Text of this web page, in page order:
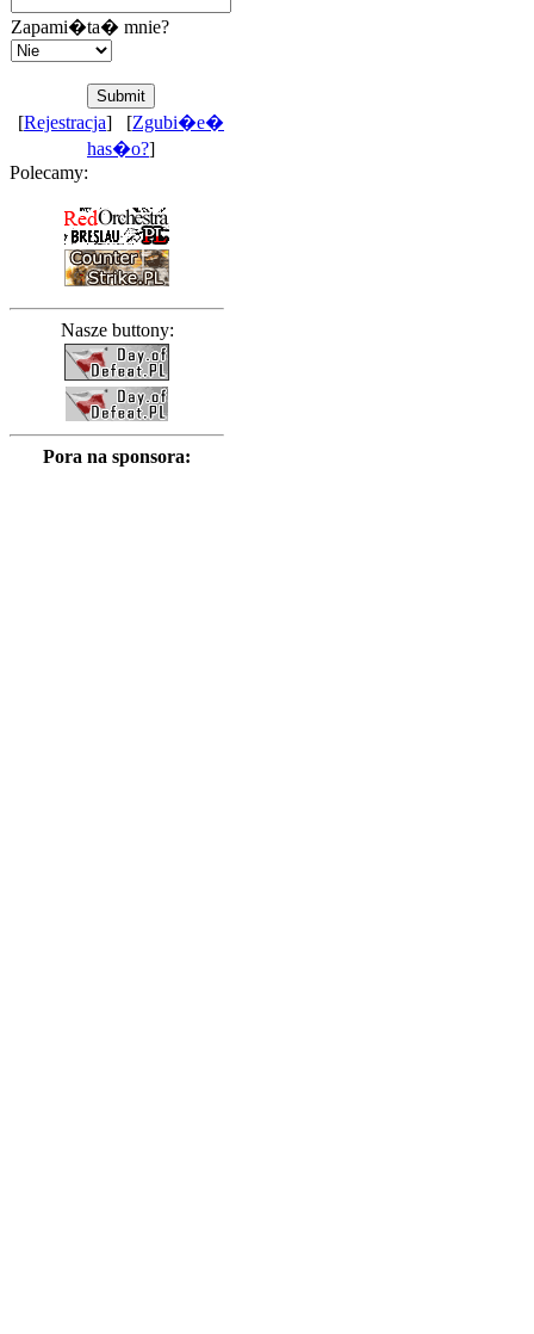
Zapami�ta� mnie?
[Rejestracja] [Zgubi�e�
has�o?]
Polecamy:
Nasze buttony:
Pora na sponsora: